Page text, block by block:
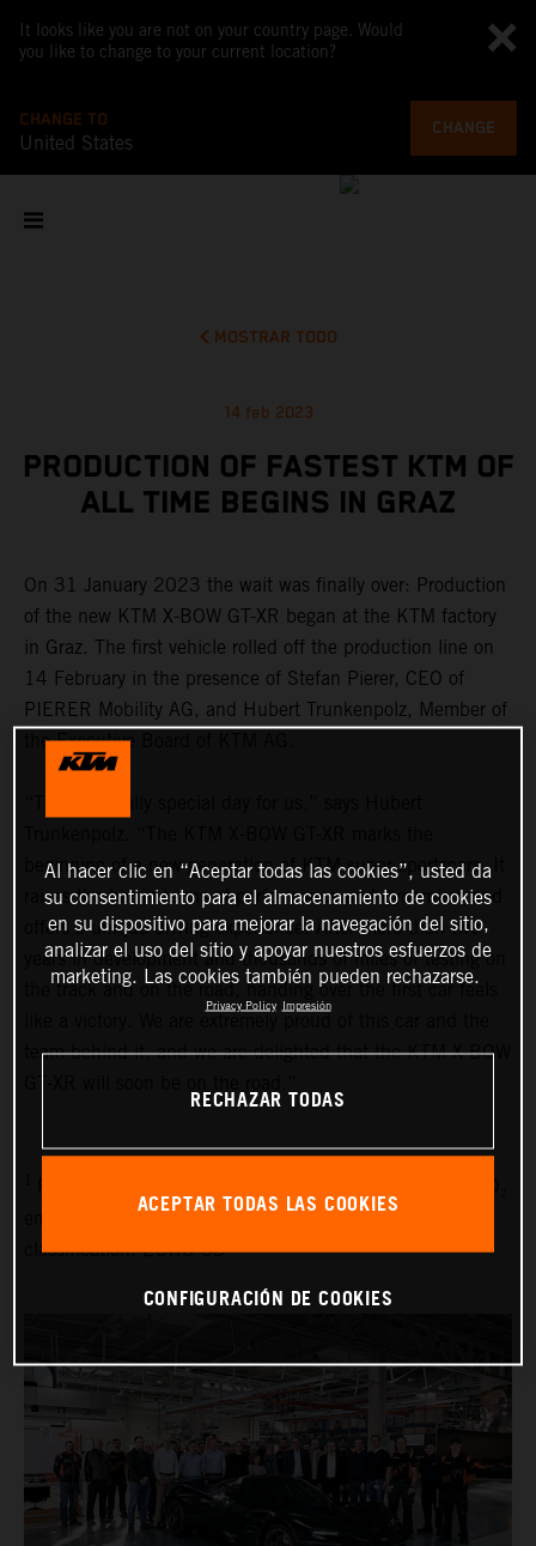
It looks like you are not on your country page. Would
you like to change to your current location?
CHANGE TO
United States
CHANGE
MOSTRAR TODO
14 feb 2023
PRODUCTION OF FASTEST KTM OF
ALL TIME BEGINS IN GRAZ
On 31 January 2023 the wait was finally over: Production
of the new KTM X-BOW GT-XR began at the KTM factory
in Graz. The first vehicle rolled off the production line on
14 February in the presence of Stefan Pierer, CEO of
PIERER Mobility AG, and Hubert Trunkenpolz, Member of
the Executive Board of KTM AG.
beginning of a new generation of KTM super sportscars. It
raises the bar in terms of performance and dynamism and
offers a unique driving experience. After more than two
years in development and thousands of miles of testing on
the track and on the road, handing over the first car feels
team behind it, and we are delighted that the KTM X-BOW
emissions combined (WLTP): 214 g/km, emissions
classification: EURO 6D
Al hacer clic en “Aceptar todas las cookies”, usted da
su consentimiento para el almacenamiento de cookies
en su dispositivo para mejorar la navegación del sitio,
analizar el uso del sitio y apoyar nuestros esfuerzos de
marketing. Las cookies también pueden rechazarse.
Privacy Policy Impresión
RECHAZAR TODAS
ACEPTAR TODAS LAS COOKIES
CONFIGURACIÓN DE COOKIES